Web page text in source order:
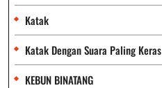
Katak
Katak Dengan Suara Paling Keras
KEBUN BINATANG